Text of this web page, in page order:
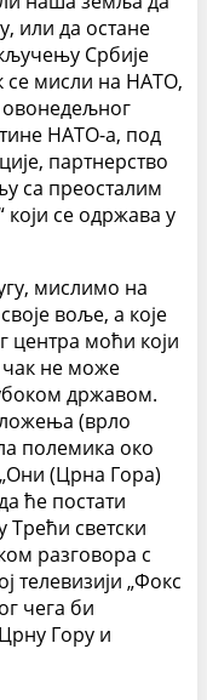
или да остане
Србије
се мисли на НАТО,
овонедељног
НАТО-а, под
партнерство
са преосталим
се одржава у
мислимо на
воље, а које
центра моћи који
не може
државом.
(врло
полемика око
(Црна Гора)
ће постати
Трећи светски
разговора с
телевизији „Фокс
чега би
Гору и